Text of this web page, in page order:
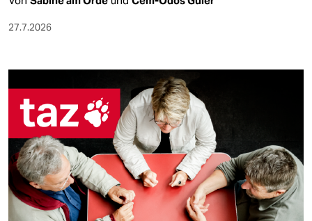
27.7.2026